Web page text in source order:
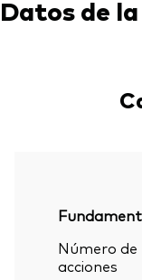
Datos de
Número de
acciones